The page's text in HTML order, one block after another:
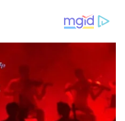
Ô tô - Xe máy